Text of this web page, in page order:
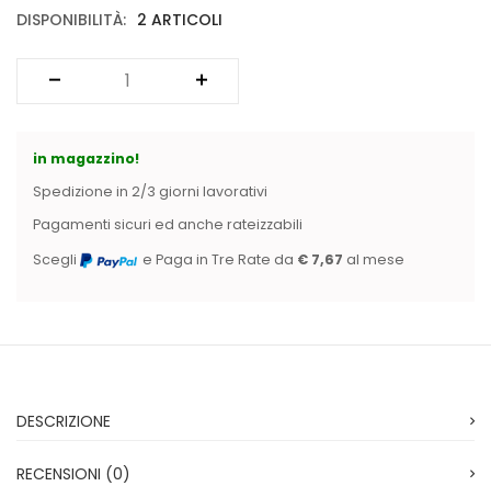
DISPONIBILITÀ: 2 ARTICOLI
in magazzino!
Spedizione in 2/3 giorni lavorativi
Pagamenti sicuri ed anche rateizzabili
Scegli
e Paga in Tre Rate da € 7,67 al mese
DESCRIZIONE
RECENSIONI (0)